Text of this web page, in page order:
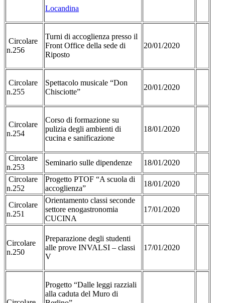
Locandina
Circolare
n.256
Turni di accoglienza presso il
Front Office della sede di
Riposto
20/01/2020
Circolare
n.255
Spettacolo musicale “Don
Chisciotte”
20/01/2020
Circolare
n.254
Corso di formazione su
pulizia degli ambienti di
cucina e sanificazione
18/01/2020
Circolare
n.253
Seminario sulle dipendenze
18/01/2020
Circolare
n.252
Progetto PTOF “A scuola di
accoglienza”
18/01/2020
Circolare
n.251
Orientamento classi seconde
settore enogastronomia
CUCINA
17/01/2020
Circolare
n.250
Preparazione degli studenti
alle prove INVALSI – classi
V
17/01/2020
Progetto “Dalle leggi razziali
alla caduta del Muro di